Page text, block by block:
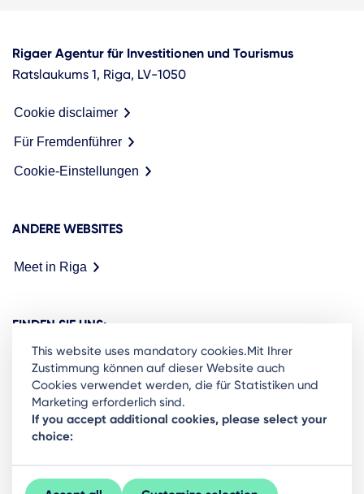
Rigaer Agentur für Investitionen und Tourismus
Ratslaukums 1, Riga, LV-1050
Cookie disclaimer
Für Fremdenführer
Cookie-Einstellungen
ANDERE WEBSITES
Meet in Riga
FINDEN SIE UNS:
Ready to stay in the loop on Rigas business
community? Subscribe to our newsletter.
Sign Up
This website uses mandatory cookies.Mit Ihrer
Zustimmung können auf dieser Website auch
Cookies verwendet werden, die für Statistiken und
Marketing erforderlich sind.
If you accept additional cookies, please select your
choice: